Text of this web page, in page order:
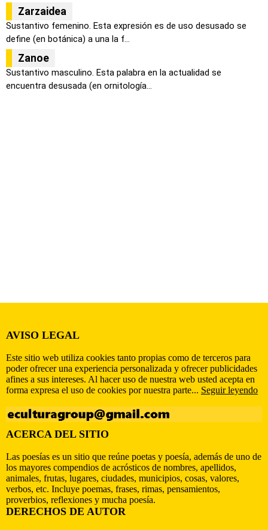
Zarzaidea
Sustantivo femenino. Esta expresión es de uso desusado se
define (en botánica) a una la f...
Zanoe
Sustantivo masculino. Esta palabra en la actualidad se
encuentra desusada (en ornitología...
AVISO LEGAL
Este sitio web utiliza cookies tanto propias como de terceros para
poder ofrecer una experiencia personalizada y ofrecer publicidades
afines a sus intereses. Al hacer uso de nuestra web usted acepta en
forma expresa el uso de cookies por nuestra parte... Seguir leyendo
ACERCA DEL SITIO
Las poesías es un sitio que reúne poetas y poesía, además de uno de
los mayores compendios de acrósticos de nombres, apellidos,
animales, frutas, lugares, ciudades, municipios, cosas, valores,
verbos, etc. Incluye poemas, frases, rimas, pensamientos,
proverbios, reflexiones y mucha poesía.
DERECHOS DE AUTOR